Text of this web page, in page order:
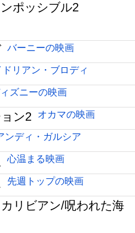
ポッシブル2
バーニーの映画
ドリアン・ブロディ
ズニーの映画
ン2 オカマの映画
ンディ・ガルシア
心温まる映画
先週トップの映画
リビアン/呪われた海